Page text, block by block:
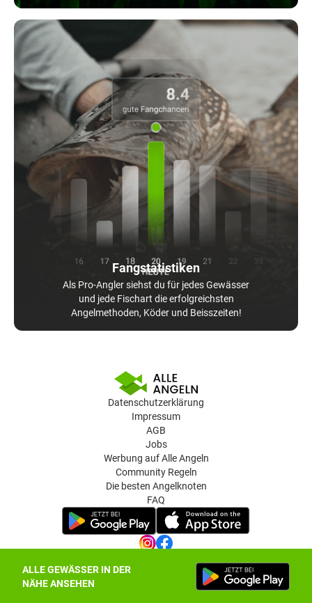
ALLE GEWÄSSER IN DER
NÄHE ANSEHEN
Fangstatistiken
Als Pro-Angler siehst du für jedes Gewässer
und jede Fischart die erfolgreichsten
Angelmethoden, Köder und Beisszeiten!
Datenschutzerklärung
Impressum
AGB
Jobs
Werbung auf Alle Angeln
Community Regeln
Die besten Angelknoten
FAQ
Datenschutz-Einstellungen